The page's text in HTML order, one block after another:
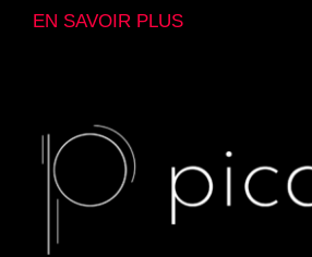
EN SAVOIR PLUS